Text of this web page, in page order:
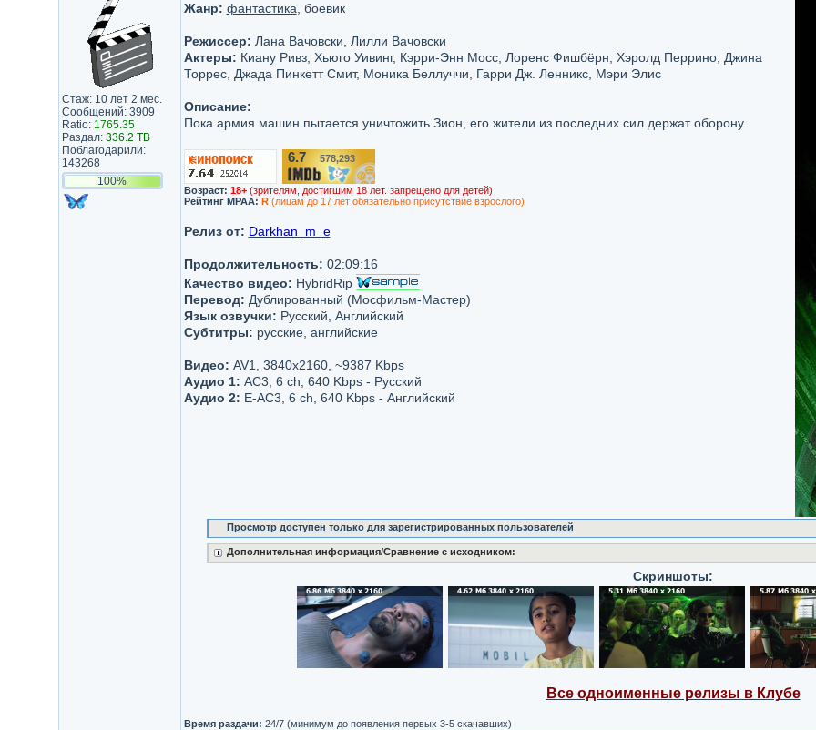
Стаж: 10 лет 2 мес.
Сообщений: 3909
Ratio: 1765.35
Раздал: 336.2 TB
Поблагодарили:
143268
100%
Жанр: фантастика , боевик
Режиссер: Лана Вачовски, Лилли Вачовски
Актеры: Киану Ривз, Хьюго Уивинг, Кэрри-Энн Мосс, Лоренс Фишбёрн, Хэролд Перрино, Джина
Торрес, Джада Пинкетт Смит, Моника Беллуччи, Гарри Дж. Ленникс, Мэри Элис
Описание:
Пока армия машин пытается уничтожить Зион, его жители из последних сил держат оборону.
6.7 578,293
Возраст: 18+ (зрителям, достигшим 18 лет. запрещено для детей)
Рейтинг MPAA: R(лицам до 17 лет обязательно присутствие взрослого)
Релиз от: Darkhan_m_e
Продолжительность: 02:09:16
Качество видео: HybridRip
Перевод: Дублированный (Мосфильм-Мастер)
Язык озвучки: Русский, Английский
Субтитры: русские, английские
Видео: AV1, 3840x2160, ~9387 Kbps
Аудио 1: AC3, 6 ch, 640 Kbps - Русский
Аудио 2: E-AC3, 6 ch, 640 Kbps - Английский
Просмотр доступен только для зарегистрированных пользователей
Дополнительная информация/Сравнение с исходником:
Скриншоты:
Все одноименные релизы в Клубе
Время раздачи: 24/7 (минимум до появления первых 3-5 скачавших)